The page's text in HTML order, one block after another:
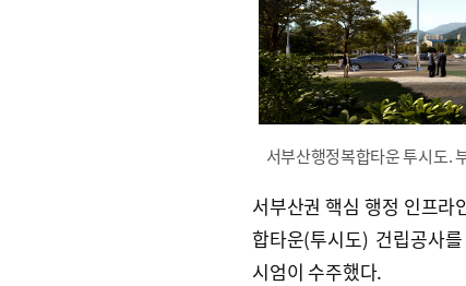
서부산행정복합타운 투시도.
서부산권 핵심 행정 인프라
합타운(투시도) 건립공사
시엄이 수주했다.